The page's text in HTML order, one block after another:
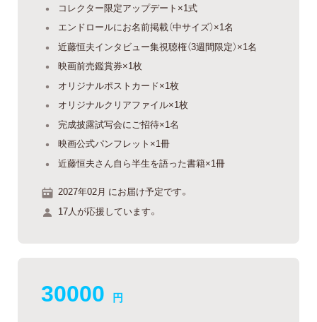
コレクター限定アップデート×1式
エンドロールにお名前掲載（中サイズ）×1名
近藤恒夫インタビュー集視聴権（3週間限定）×1名
映画前売鑑賞券×1枚
オリジナルポストカード×1枚
オリジナルクリアファイル×1枚
完成披露試写会にご招待×1名
映画公式パンフレット×1冊
近藤恒夫さん自ら半生を語った書籍×1冊
2027年02月 にお届け予定です。
17人が応援しています。
30000 円